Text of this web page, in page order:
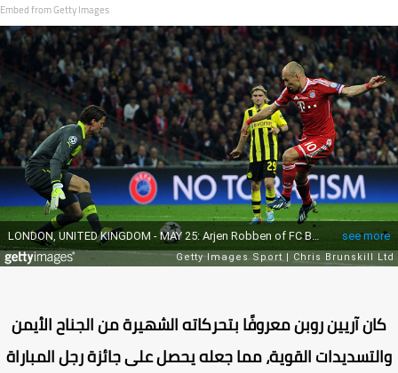
Embed from Getty Images
آريين روبن معروفًا بتحركاته الشهيرة من الجناح الأيمن
القوية، مما جعله يحصل على جائزة رجل المباراة